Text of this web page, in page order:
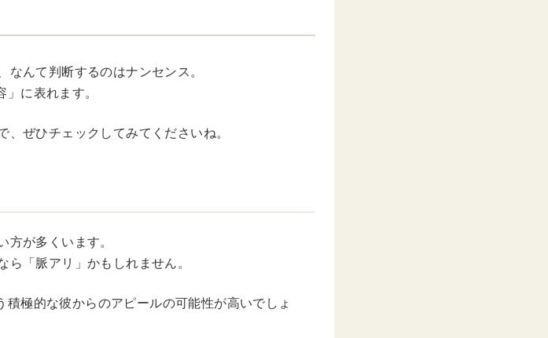
んて判断するのはナンセンス。
に表れます。
ぜひチェックしてみてくださいね。
が多くいます。
「脈アリ」かもしれません。
極的な彼からのアピールの可能性が高いでしょ